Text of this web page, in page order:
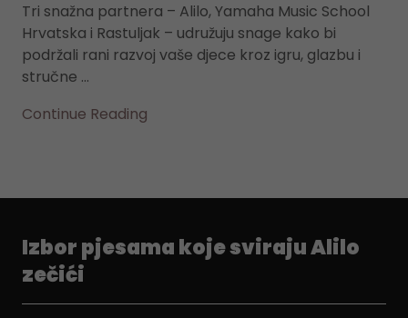
Tri snažna partnera – Alilo, Yamaha Music School
Hrvatska i Rastuljak – udružuju snage kako bi
podržali rani razvoj vaše djece kroz igru, glazbu i
stručne ...
Continue Reading
Izbor pjesama koje sviraju Alilo
zečići